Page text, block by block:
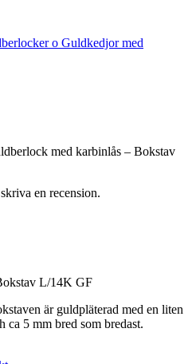
o Guldkedjor med
med karbinlås – Bokstav
en recension.
L/14K GF
är guldpläterad med en liten
5 mm bred som bredast.